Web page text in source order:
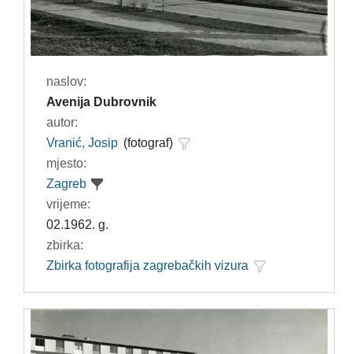
naslov:
Avenija Dubrovnik
autor:
Vranić, Josip (fotograf)
mjesto:
Zagreb
vrijeme:
02.1962. g.
zbirka:
Zbirka fotografija zagrebačkih vizura